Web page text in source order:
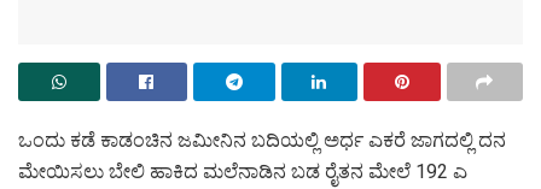
ಒಂದು ಕಡೆ ಕಾಡಂಚಿನ ಜಮೀನಿನ ಬದಿಯಲ್ಲಿ ಅರ್ಧ ಎಕರೆ ಜಾಗದಲ್ಲಿ ದನ
ಮೇಯಿಸಲು ಬೇಲಿ ಹಾಕಿದ ಮಲೆನಾಡಿನ ಬಡ ರೈತನ ಮೇಲೆ 192 ಎ